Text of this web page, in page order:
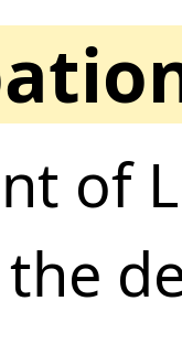
of